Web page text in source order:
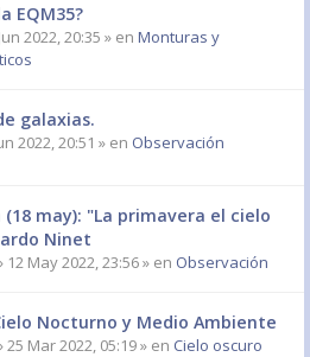
EQM35?
2022, 20:35 » en Monturas y
galaxias.
2022, 20:51 » en Observación
(18 may): "La primavera el cielo
Ninet
12 May 2022, 23:56 » en Observación
Nocturno y Medio Ambiente
25 Mar 2022, 05:19 » en Cielo oscuro